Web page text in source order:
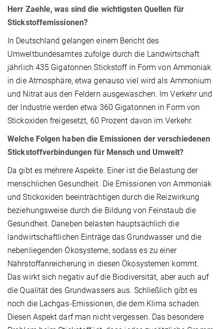
Herr Zaehle, was sind die wichtigsten Quellen für
Stickstoffemissionen?
In Deutschland gelangen einem Bericht des
Umweltbundesamtes zufolge durch die Landwirtschaft
jährlich 435 Gigatonnen Stickstoff in Form von Ammoniak
in die Atmosphäre, etwa genauso viel wird als Ammonium
und Nitrat aus den Feldern ausgewaschen. Im Verkehr und
der Industrie werden etwa 360 Gigatonnen in Form von
Stickoxiden freigesetzt, 60 Prozent davon im Verkehr.
Welche Folgen haben die Emissionen der verschiedenen
Stickstoffverbindungen für Mensch und Umwelt?
Da gibt es mehrere Aspekte. Einer ist die Belastung der
menschlichen Gesundheit. Die Emissionen von Ammoniak
und Stickoxiden beeinträchtigen durch die Reizwirkung
beziehungsweise durch die Bildung von Feinstaub die
Gesundheit. Daneben belasten hauptsächlich die
landwirtschaftlichen Einträge das Grundwasser und die
nebenliegenden Ökosysteme, sodass es zu einer
Nährstoffanreicherung in diesen Ökosystemen kommt.
Das wirkt sich negativ auf die Biodiversität, aber auch auf
die Qualität des Grundwassers aus. Schließlich gibt es
noch die Lachgas-Emissionen, die dem Klima schaden.
Diesen Aspekt darf man nicht vergessen. Das besondere